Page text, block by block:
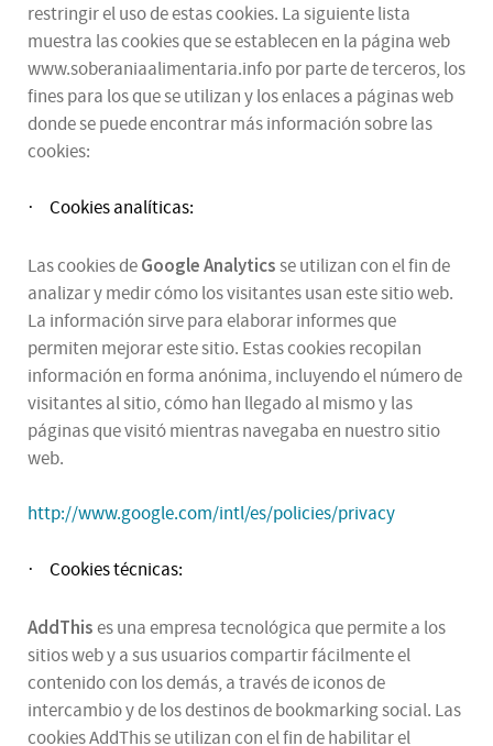
restringir el uso de estas cookies. La siguiente lista
muestra las cookies que se establecen en la página web
www.soberaniaalimentaria.info por parte de terceros, los
fines para los que se utilizan y los enlaces a páginas web
donde se puede encontrar más información sobre las
cookies:
· Cookies analíticas:
Las cookies deGoogle Analyticsse utilizan con el fin de
analizar y medir cómo los visitantes usan este sitio web.
La información sirve para elaborar informes que
permiten mejorar este sitio. Estas cookies recopilan
información en forma anónima, incluyendo el número de
visitantes al sitio, cómo han llegado al mismo y las
páginas que visitó mientras navegaba en nuestro sitio
web.
http://www.google.com/intl/es/policies/privacy
· Cookies técnicas:
AddThises una empresa tecnológica que permite a los
sitios web y a sus usuarios compartir fácilmente el
contenido con los demás, a través de iconos de
intercambio y de los destinos de bookmarking social. Las
cookies AddThis se utilizan con el fin de habilitar el